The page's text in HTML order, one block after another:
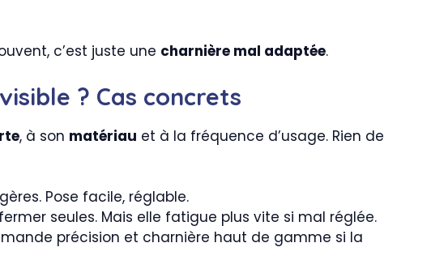
c’est juste une charnière mal adaptée.
? Cas concrets
, à son matériau et à la fréquence d’usage. Rien de
Pose facile, réglable.
seules. Mais elle fatigue plus vite si mal réglée.
précision et charnière haut de gamme si la